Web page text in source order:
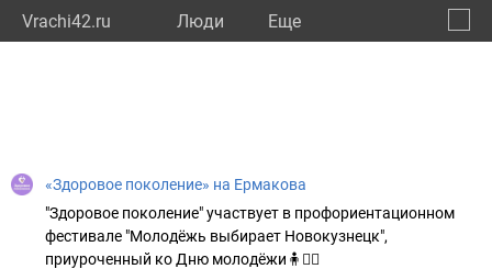
Vrachi42.ru Люди Eще
«Здоровое поколение» на Ермакова
"Здоровое поколение" участвует в профориентационном
фестивале "Молодёжь выбирает Новокузнецк",
приуроченный ко Дню молодёжи🧍🧍‍♀️